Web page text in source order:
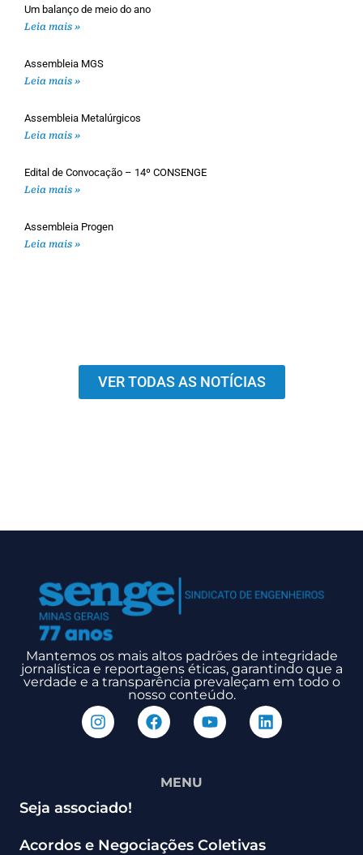
Um balanço de meio do ano
Leia mais »
Assembleia MGS
Leia mais »
Assembleia Metalúrgicos
Leia mais »
Edital de Convocação – 14º CONSENGE
Leia mais »
Assembleia Progen
Leia mais »
VER TODAS AS NOTÍCIAS
Mantemos os mais altos padrões de integridade
jornalística e reportagens éticas, garantindo que a
verdade e a transparência prevaleçam em todo o
nosso conteúdo.
MENU
Seja associado!
Acordos e Negociações Coletivas